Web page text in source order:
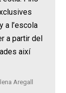
a l’escola
a partir del
així
Aregall